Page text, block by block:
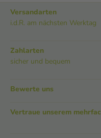
Versandarten
i.d.R. am nächsten Werktag
Zahlarten
sicher und bequem
Bewerte uns
Vertraue unserem